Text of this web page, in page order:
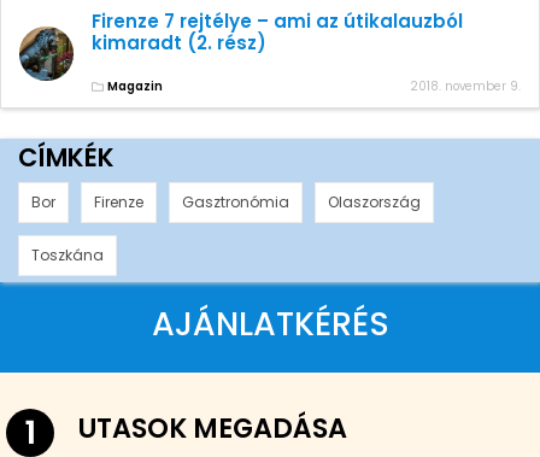
Firenze 7 rejtélye – ami az útikalauzból
kimaradt (2. rész)
Magazin 2018. november 9.
CÍMKÉK
Bor Firenze Gasztronómia Olaszország
Toszkána
AJÁNLATKÉRÉS
1 UTASOK MEGADÁSA